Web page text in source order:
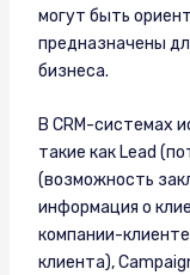
могут быть
предназначены
бизнеса.
В CRM-системах
такие как Lead
(возможность
информация о
компании-
клиента),